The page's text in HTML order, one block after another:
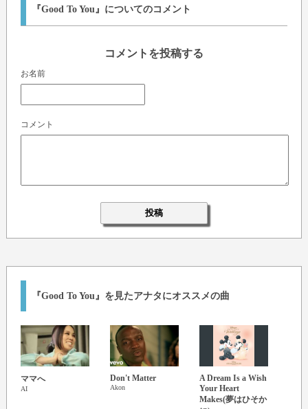
『Good To You』についてのコメント
コメントを投稿する
お名前
コメント
『Good To You』を見たアナタにオススメの曲
ママへ
AI
Don't Matter
Akon
A Dream Is a Wish
Your Heart
Makes(夢はひそか